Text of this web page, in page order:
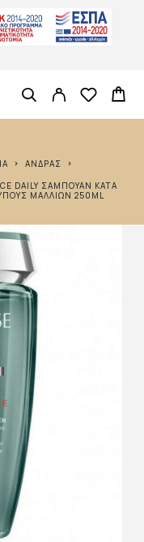
ΆΝΔΡΑΣ
ΜΑΛΛΙΏΝ 250ML